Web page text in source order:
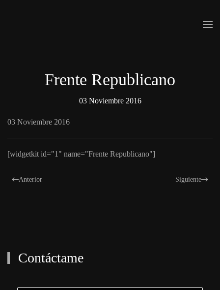
Frente Republicano
03 Noviembre 2016
03 Noviembre 2016
[widgetkit id="1" name="Frente Republicano"]
Anterior Siguiente
Contáctame